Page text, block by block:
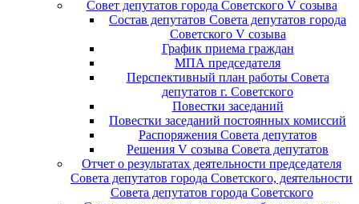
Совет депутатов города Советского V созыва
Состав депутатов Совета депутатов города
Советского V созыва
График приема граждан
МПА председателя
Перспективный план работы Совета
депутатов г. Советского
Повестки заседаний
Повестки заседаний постоянных комиссий
Распоряжения Совета депутатов
Решения V созыва Совета депутатов
Отчет о результатах деятельности председателя
Совета депутатов города Советского, деятельности
Совета депутатов города Советского